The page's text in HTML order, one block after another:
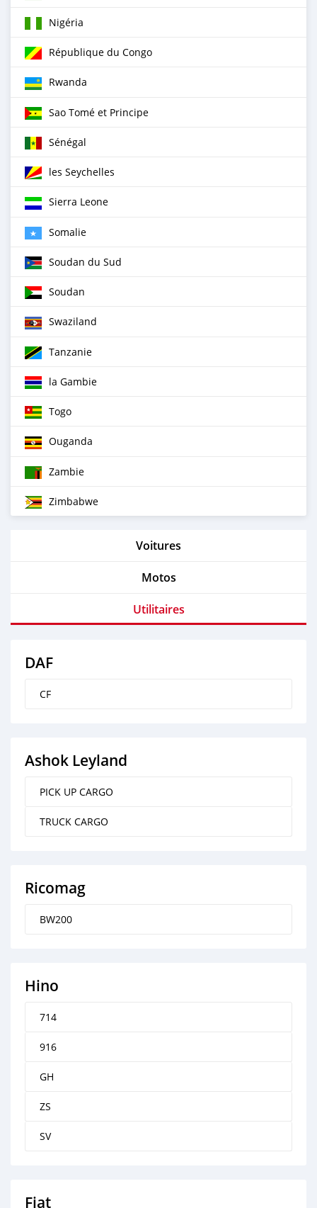
Nigéria
République du Congo
Rwanda
Sao Tomé et Principe
Sénégal
les Seychelles
Sierra Leone
Somalie
Soudan du Sud
Soudan
Swaziland
Tanzanie
la Gambie
Togo
Ouganda
Zambie
Zimbabwe
Voitures
Motos
Utilitaires
DAF
CF
Ashok Leyland
PICK UP CARGO
TRUCK CARGO
Ricomag
BW200
Hino
714
916
GH
ZS
SV
Fiat